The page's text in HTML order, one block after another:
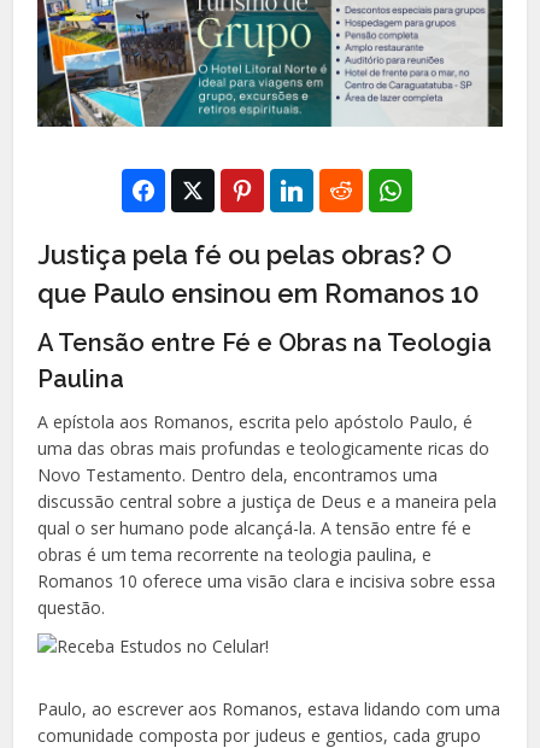
Justiça pela fé ou pelas obras? O
que Paulo ensinou em Romanos 10
A Tensão entre Fé e Obras na Teologia
Paulina
A epístola aos Romanos, escrita pelo apóstolo Paulo, é
uma das obras mais profundas e teologicamente ricas do
Novo Testamento. Dentro dela, encontramos uma
discussão central sobre a justiça de Deus e a maneira pela
qual o ser humano pode alcançá-la. A tensão entre fé e
obras é um tema recorrente na teologia paulina, e
Romanos 10 oferece uma visão clara e incisiva sobre essa
questão.
Paulo, ao escrever aos Romanos, estava lidando com uma
comunidade composta por judeus e gentios, cada grupo